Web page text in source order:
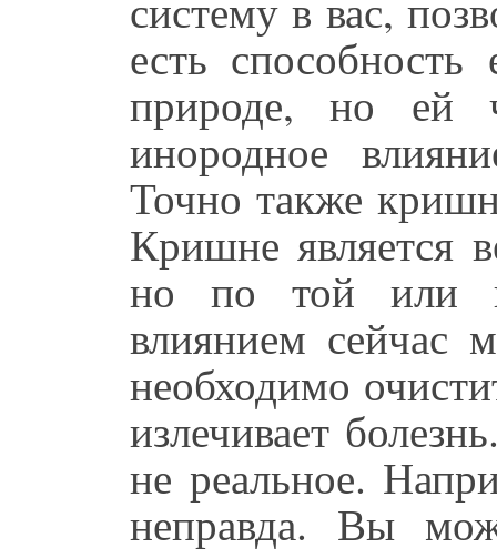
есть
природе, но ей
инородное
Точно также
Кришне является
но по той или
влиянием сейчас
необходимо
излечивает
не реальное.
неправда. Вы